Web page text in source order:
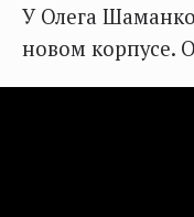
У Олега
новом корпусе.